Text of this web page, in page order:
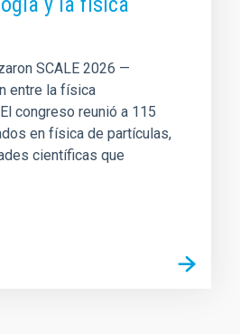
SCALE 2026 —
entre la física
congreso reunió a 115
en física de partículas,
científicas que